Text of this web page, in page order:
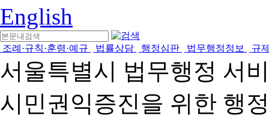
English
조례·규칙·훈령·예규 법률상담 행정심판 법무행정정보 규
서울특별시 법무행정 서
시민권익증진을 위한 행